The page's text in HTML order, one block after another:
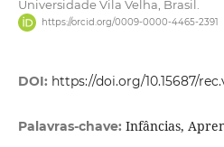
Universidade Vila Velha, Brasil.
https://orcid.org/0009-0000-4465-2391
DOI: https://doi.org/10.15687/
Palavras-chave: Infâncias,